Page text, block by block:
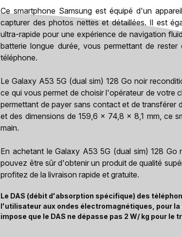
Ce smartphone Samsung est équipé d'un
capturer des photos nettes et détaillées. Il est
ultra-rapide pour une expérience de navigation
batterie longue durée, vous permettant de
téléphone.
Le Galaxy A53 5G (dual sim) 128 Go noir
ce qui vous permet de choisir l'opérateur de votre
permettant de payer sans contact et de transférer
et des dimensions de 159,6 x 74,8 x 8,1 mm, ce
main.
En achetant le Galaxy A53 5G (dual sim) 128
pouvez être sûr d'obtenir un produit de qualité
profitez de la livraison rapide et gratuite.
Le DAS (débit d'absorption spécifique) des
l'utilisateur aux ondes électromagnétiques, pour
impose que le DAS ne dépasse pas 2 W/ kg pour